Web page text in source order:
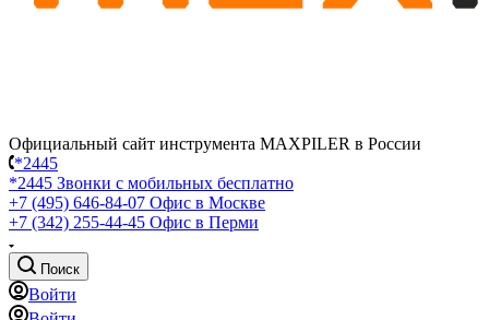
Официальный сайт инструмента MAXPILER в России
*2445
*2445 Звонки с мобильных бесплатно
+7 (495) 646-84-07 Офис в Москве
+7 (342) 255-44-45 Офис в Перми
Поиск
Войти